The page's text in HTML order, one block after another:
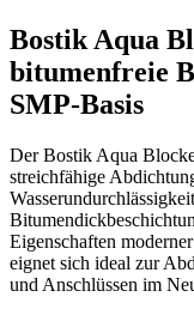
Bostik Aqua
bitumenfreie
SMP-Basis
Der Bostik Aqua
streichfähige
Eigenschaften
eignet sich ideal zur
und Anschlüssen im